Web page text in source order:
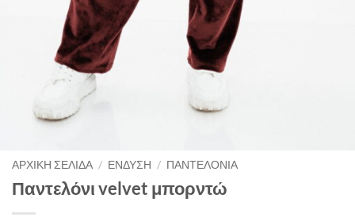
ΑΡΧΙΚΉ ΣΕΛΊΔΑ / ΈΝΔΥΣΗ / ΠΑΝΤΕΛΌΝΙΑ
Παντελόνι velvet μπορντώ